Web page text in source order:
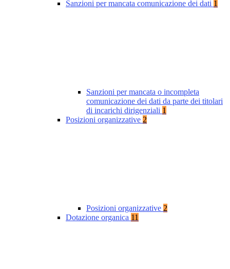
Sanzioni per mancata comunicazione dei dati 1
Sanzioni per mancata o incompleta
comunicazione dei dati da parte dei titolari
di incarichi dirigenziali 1
Posizioni organizzative 2
Posizioni organizzative 2
Dotazione organica 11